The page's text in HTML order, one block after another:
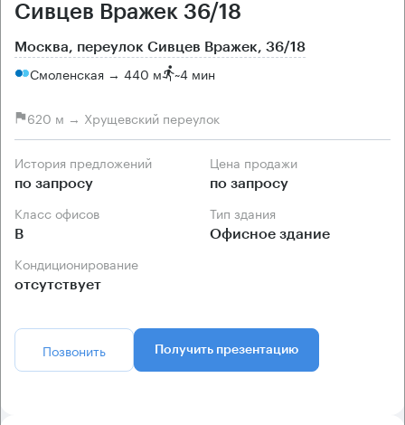
Сивцев Вражек 36/18
Москва, переулок Сивцев Вражек, 36/18
Смоленская → 440 м ~4 мин
620 м → Хрущевский переулок
История предложений
по запросу
Цена продажи
по запросу
Класс офисов
B
Тип здания
Офисное здание
Кондиционирование
отсутствует
Позвонить Получить презентацию